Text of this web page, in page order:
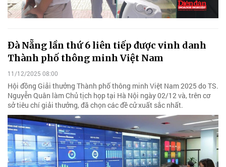
Đà Nẵng lần thứ 6 liên tiếp được vinh danh
Thành phố thông minh Việt Nam
11/12/2025 08:00
Hội đồng Giải thưởng Thành phố thông minh Việt Nam 2025 do TS.
Nguyễn Quân làm Chủ tịch họp tại Hà Nội ngày 02/12 và, trên cơ
sở tiêu chí giải thưởng, đã chọn các đề cử xuất sắc nhất.